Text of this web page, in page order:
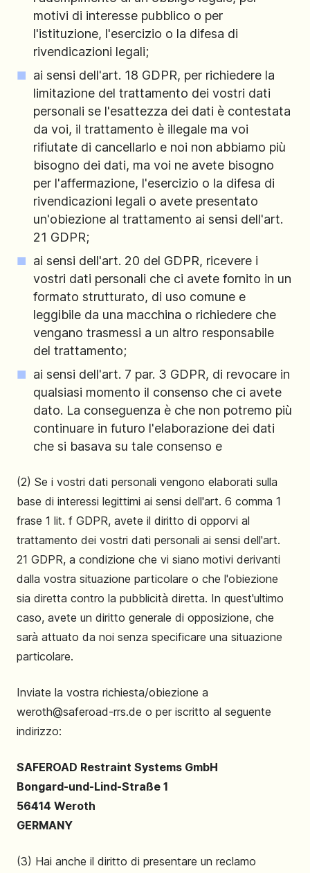
motivi di interesse pubblico o per
l'istituzione, l'esercizio o la difesa di
rivendicazioni legali;
ai sensi dell'art. 18 GDPR, per richiedere la
limitazione del trattamento dei vostri dati
personali se l'esattezza dei dati è contestata
da voi, il trattamento è illegale ma voi
rifiutate di cancellarlo e noi non abbiamo più
bisogno dei dati, ma voi ne avete bisogno
per l'affermazione, l'esercizio o la difesa di
rivendicazioni legali o avete presentato
un'obiezione al trattamento ai sensi dell'art.
21 GDPR;
ai sensi dell'art. 20 del GDPR, ricevere i
vostri dati personali che ci avete fornito in un
formato strutturato, di uso comune e
leggibile da una macchina o richiedere che
vengano trasmessi a un altro responsabile
del trattamento;
ai sensi dell'art. 7 par. 3 GDPR, di revocare in
qualsiasi momento il consenso che ci avete
dato. La conseguenza è che non potremo più
continuare in futuro l'elaborazione dei dati
che si basava su tale consenso e
(2) Se i vostri dati personali vengono elaborati sulla
base di interessi legittimi ai sensi dell'art. 6 comma 1
frase 1 lit. f GDPR, avete il diritto di opporvi al
trattamento dei vostri dati personali ai sensi dell'art.
21 GDPR, a condizione che vi siano motivi derivanti
dalla vostra situazione particolare o che l'obiezione
sia diretta contro la pubblicità diretta. In quest'ultimo
caso, avete un diritto generale di opposizione, che
sarà attuato da noi senza specificare una situazione
particolare.
Inviate la vostra richiesta/obiezione a
weroth@saferoad-rrs.de o per iscritto al seguente
indirizzo:
SAFEROAD Restraint Systems GmbH
Bongard-und-Lind-Straße 1
56414 Weroth
GERMANY
(3) Hai anche il diritto di presentare un reclamo